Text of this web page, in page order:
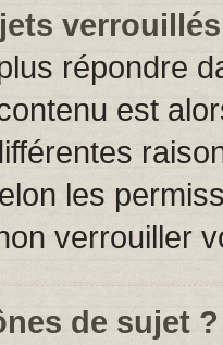
répondre
est
les
verrouiller
de sujet ?